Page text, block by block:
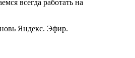
всегда работать на
Яндекс. Эфир.